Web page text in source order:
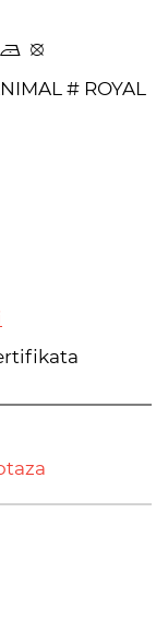
o E
# ROYAL